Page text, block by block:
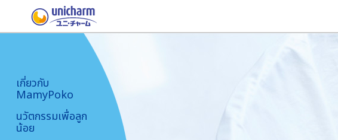
เกี่ยวกับ
MamyPoko
นวัตกรรมเพื่อลูก
น้อย